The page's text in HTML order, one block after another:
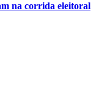
na corrida eleitoral